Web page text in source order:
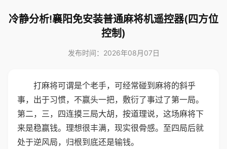
冷静分析!襄阳免安装普通麻将机遥控器(四方位
控制)
发布时间：2026年08月07日
打麻将可谓是个老手，可经常碰到麻将的斜乎
事，出于习惯，不赢头一把，敷衍了事过了第一局。
第二，三，四连摸三局大胡，按道理说，这场麻将下
来是稳赢钱。理想很丰满，现实很骨感。至四局后就
处于逆风局，归根到底还是输钱。